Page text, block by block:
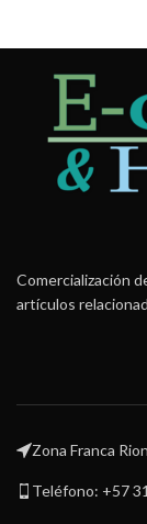
Comercialización
artículos
Zona Franca
Teléfono: +57